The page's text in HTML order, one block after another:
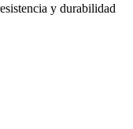
y durabilidad